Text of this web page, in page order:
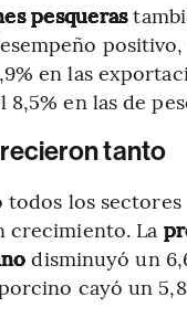
pesqueras
en las
8,5% en las de
tanto
todos los sectores
crecimiento. La
disminuyó un
cayó un